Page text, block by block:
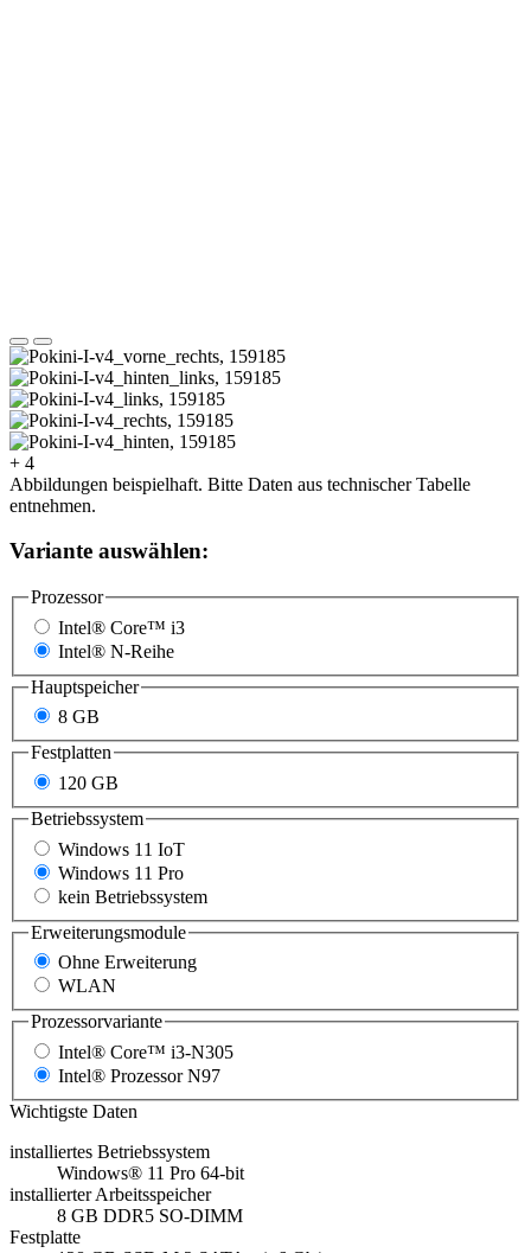
+ 4
Abbildungen beispielhaft. Bitte Daten aus technischer Tabelle
entnehmen.
Variante auswählen:
Prozessor
Intel® Core™ i3
Intel® N-Reihe
Hauptspeicher
8 GB
Festplatten
120 GB
Betriebssystem
Windows 11 IoT
Windows 11 Pro
kein Betriebssystem
Erweiterungsmodule
Ohne Erweiterung
WLAN
Prozessorvariante
Intel® Core™ i3-N305
Intel® Prozessor N97
Wichtigste Daten
installiertes Betriebssystem
Windows® 11 Pro 64-bit
installierter Arbeitsspeicher
8 GB DDR5 SO-DIMM
Festplatte